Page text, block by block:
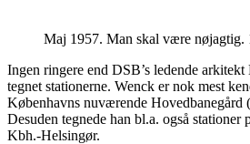
Maj 1957. Man skal være nøjagtig.
Ingen ringere end DSB’s ledende
tegnet stationerne. Wenck er nok mest
Københavns nuværende Hovedbanegård
Desuden tegnede han bl.a. også stationer
Kbh.-Helsingør.